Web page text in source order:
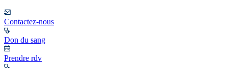
Contactez-nous
Don du sang
Prendre rdv